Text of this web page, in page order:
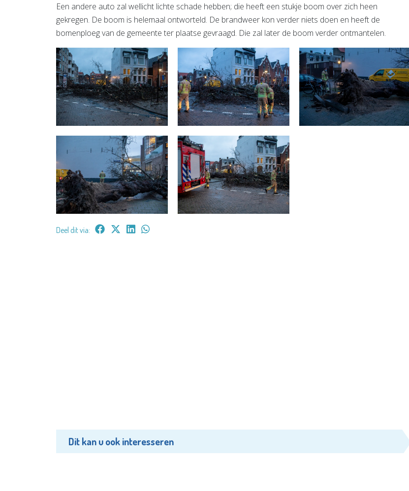
Een andere auto zal wellicht lichte schade hebben; die heeft een stukje boom over zich heen
gekregen. De boom is helemaal ontworteld. De brandweer kon verder niets doen en heeft de
bomenploeg van de gemeente ter plaatse gevraagd. Die zal later de boom verder ontmantelen.
Deel dit via:
Dit kan u ook interesseren